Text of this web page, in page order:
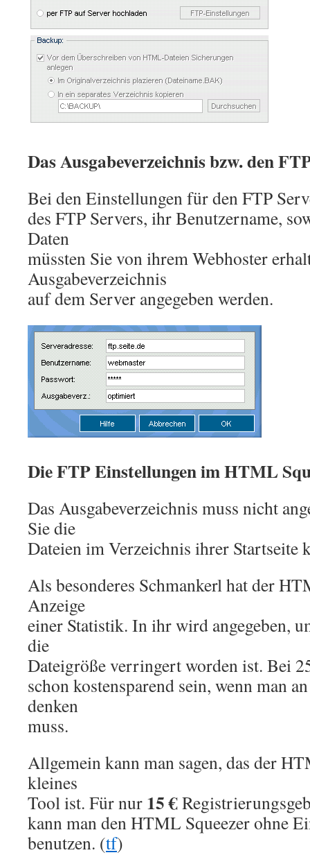
Das Ausgabeverzeichnis bzw. den
Bei den Einstellungen für den FTP
des FTP Servers, ihr Benutzername,
Daten
müssten Sie von ihrem Webhoster
Ausgabeverzeichnis
auf dem Server angegeben werden.
Die FTP Einstellungen im HTML
Das Ausgabeverzeichnis muss nicht
Sie die
Dateien im Verzeichnis ihrer Startseite
Als besonderes Schmankerl hat der
Anzeige
einer Statistik. In ihr wird angegeben,
die
Dateigröße verringert worden ist. Bei
schon kostensparend sein, wenn man
denken
muss.
Allgemein kann man sagen, das der
kleines
Tool ist. Für nur 15 €
kann man den HTML Squeezer ohne
benutzen. (tf)